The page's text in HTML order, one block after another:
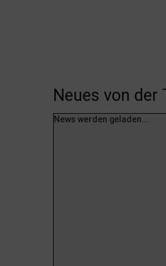
Neues von der